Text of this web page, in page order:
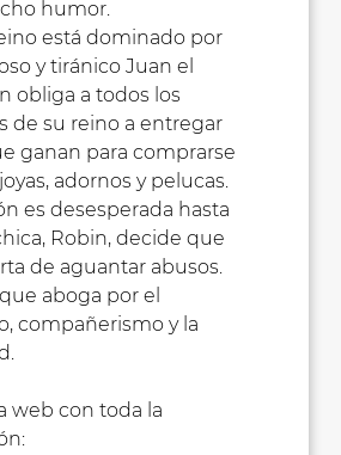
humor.
está dominado por
y tiránico Juan el
obliga a todos los
de su reino a entregar
ganan para comprarse
adornos y pelucas.
es desesperada hasta
Robin, decide que
de aguantar abusos.
aboga por el
compañerismo y la
web con toda la